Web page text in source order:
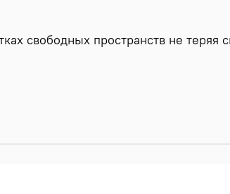
свободных пространств не теряя